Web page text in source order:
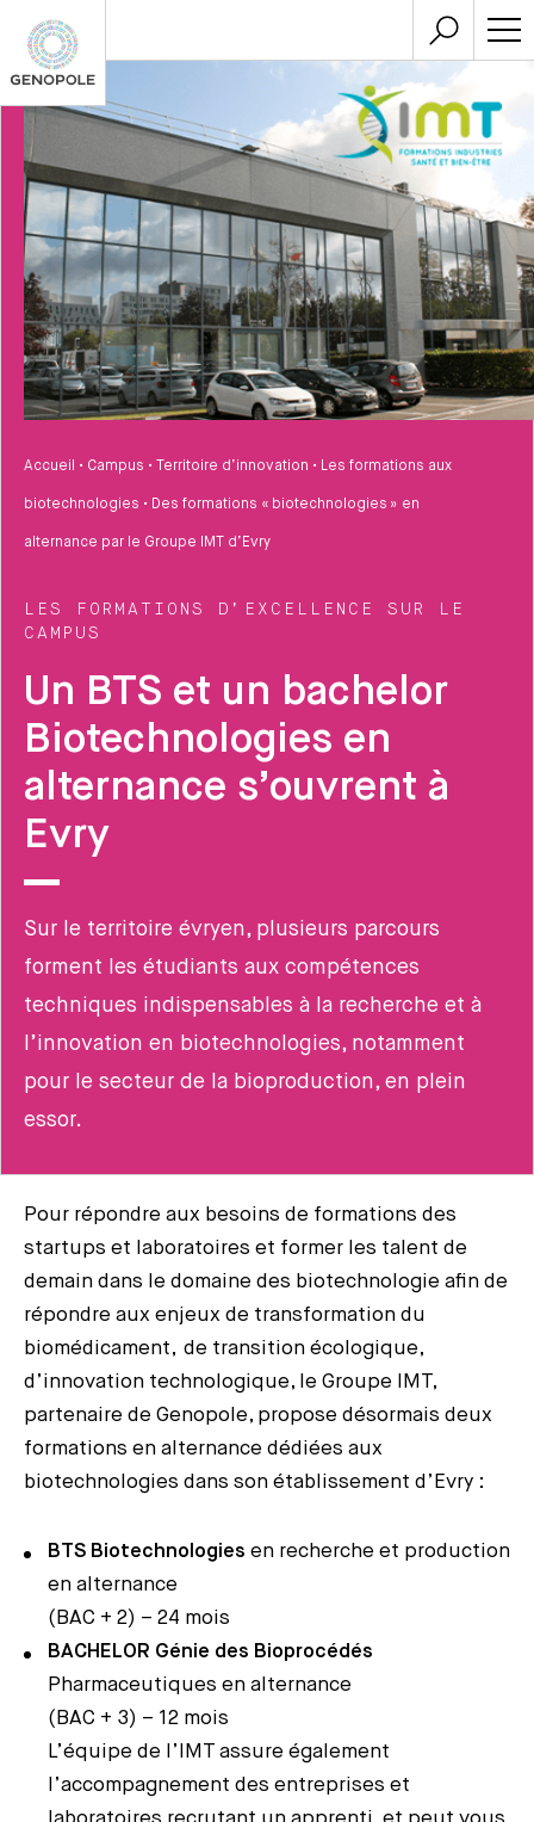
Accueil • Campus • Territoire d’innovation • Les formations aux
biotechnologies • Des formations « biotechnologies » en
alternance par le Groupe IMT d’Evry
LES FORMATIONS D’EXCELLENCE SUR LE
CAMPUS
Un BTS et un bachelor
Biotechnologies en
alternance s’ouvrent à
Evry
Sur le territoire évryen, plusieurs parcours
forment les étudiants aux compétences
techniques indispensables à la recherche et à
l’innovation en biotechnologies, notamment
pour le secteur de la bioproduction, en plein
essor.
Pour répondre aux besoins de formations des
startups et laboratoires et former les talent de
demain dans le domaine des biotechnologie afin de
répondre aux enjeux de transformation du
biomédicament, de transition écologique,
d’innovation technologique, le Groupe IMT,
partenaire de Genopole, propose désormais deux
formations en alternance dédiées aux
biotechnologies dans son établissement d’Evry :
BTS Biotechnologies en recherche et production
en alternance
(BAC + 2) – 24 mois
BACHELOR Génie des Bioprocédés
Pharmaceutiques en alternance
(BAC + 3) – 12 mois
L’équipe de l’IMT assure également
l’accompagnement des entreprises et